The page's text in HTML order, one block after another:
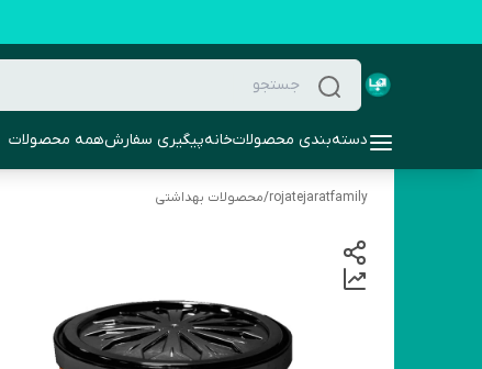
دسته‌بندی محصولاتخانهپیگیری سفارشهمه محصولات
rojatejaratfamily
/محصولات بهداشتی